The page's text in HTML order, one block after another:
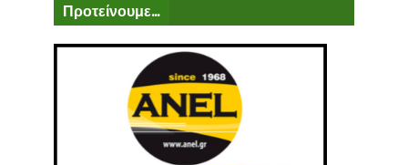
Προτείνουμε...